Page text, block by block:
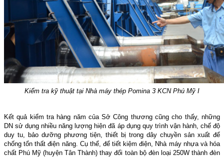
Kiểm tra kỹ thuật tại Nhà máy thép Pomina 3 KCN Phú Mỹ I
Kết quả kiểm tra hàng năm của Sở Công thương cũng cho thấy, những
DN sử dụng nhiều năng lượng hiện đã áp dụng quy trình vận hành, chế độ
duy tu, bảo dưỡng phương tiện, thiết bị trong dây chuyền sản xuất để
chống tổn thất điện năng. Cụ thể, để tiết kiệm điện, Nhà máy nhựa và hóa
chất Phú Mỹ (huyện Tân Thành) thay đổi toàn bộ đèn loại 250W thành đèn